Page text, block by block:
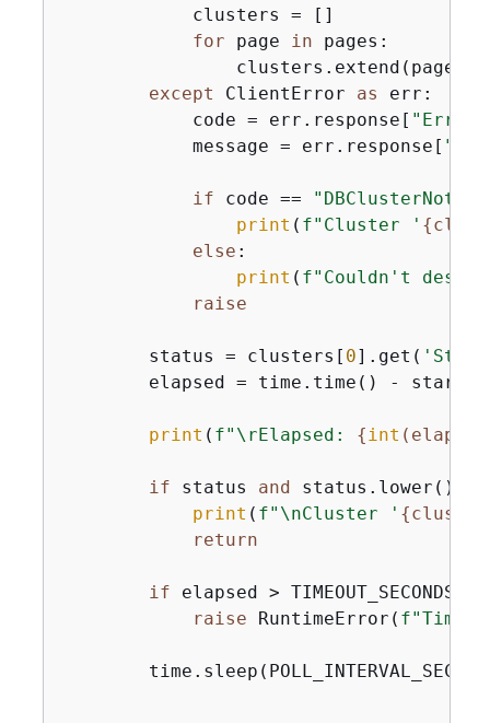
            clusters = []
for page in pages:
except ClientError as err:
            code = err.response[
"Error"
            message = err.response[
if code ==
print ( f"Cluster ' {
else :
print ( f"Couldn't
raise
        status = clusters[
0].get(
elapsed = time.time() -
print ( f"\rElapsed: {int
if status and status.lower()
print ( f"\nCluster ' {
return
if elapsed > TIMEOUT_SECONDS:
raise RuntimeError(